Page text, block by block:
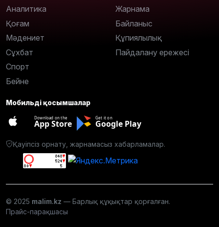
Аналитика
Қоғам
Мәдениет
Сұхбат
Спорт
Бейне
Жарнама
Байланыс
Құпиялылық
Пайдалану ережесі
Мобильді қосымшалар
Download on the
App Store
Get it on
Google Play
Қауіпсіз орнату, жарнамасыз хабарламалар.
© 2025 malim.kz — Барлық құқықтар қорғалған.
Прайс-парақшасы